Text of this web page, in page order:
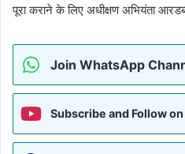
पूरा कराने के लिए अधीक्षण अभियंता
Join WhatsApp
Subscribe and Follow on